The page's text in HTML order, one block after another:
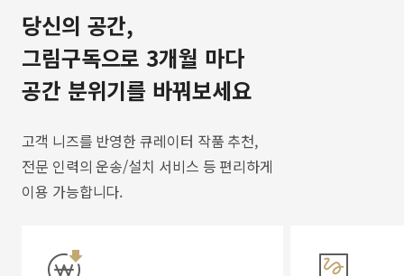
당신의 공간,
그림구독으로 3개월 마다
공간 분위기를 바꿔보세요
고객 니즈를 반영한 큐레이터 작품 추천,
전문 인력의 운송/설치 서비스 등 편리하게
이용 가능합니다.